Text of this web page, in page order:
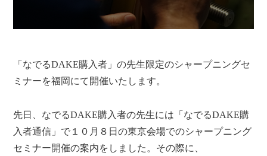
「なでるDAKE購入者」の先生限定のシャープニングセ
ミナーを福岡にて開催いたします。
先日、なでるDAKE購入者の先生には「なでるDAKE購
入者通信」で１０月８日の東京会場でのシャープニング
セミナー開催の案内をしました。その際に、